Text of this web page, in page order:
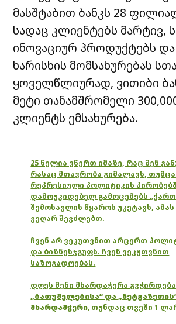
მასშტაბით ბანკს 28
სადაც კლიენტებს მარტივ,
ინოვაციურ პროდუქტებს
ხარისხის მომსახურებას
ყოველწლიურად, ვითიბი
მეტი თანამშრომელი
კლიენტს ემსახურება.
25 წელია ვწერთ იმაზე, რაც შენ
რასაც მთავრობა გიმალავს,
რეპრესიული პოლიტიკის
დამოუკიდებელ გამოცემებს
შემოსავლის წყაროს უკეტავს,
ვეღარ შევძლებთ.
ჩვენ არ ვეკუთვნით არცერთ
და ბიზნესჯგუფს. ჩვენ ვეკუთვნით
საზოგადოებას.
დღეს შენი მხარდაჭერა
„ბათუმელებისა“ და
მხარდამჭერი, თუნდაც თვეში 1